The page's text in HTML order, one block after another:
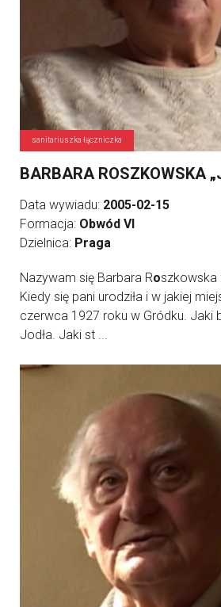
sanitariuszka łączniczka
BARBARA ROSZKOWSKA
Data wywiadu: 2005-02-15
Formacja: Obwód VI
Dzielnica: Praga
Nazywam się Barbara Roszkowska
Kiedy się pani urodziła i w jakiej
czerwca 1927 roku w Gródku. Jaki
Jodła. Jaki st ...